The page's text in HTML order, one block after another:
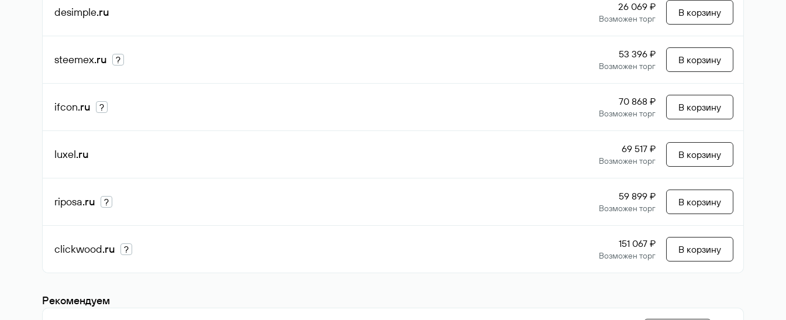
desimple.ru 26 069 ₽
Возможен торг
В корзину
steemex.ru ? 53 396 ₽
Возможен торг
В корзину
ifcon.ru ? 70 868 ₽
Возможен торг
В корзину
luxel.ru 69 517 ₽
Возможен торг
В корзину
riposa.ru ? 59 899 ₽
Возможен торг
В корзину
clickwood.ru ? 151 067 ₽
Возможен торг
В корзину
Рекомендуем